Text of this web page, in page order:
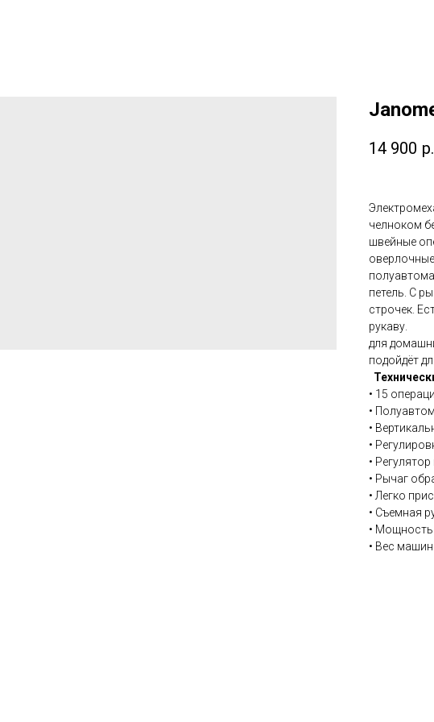
14 900 р.
челноком
швейные
петель. С
строчек.
рукаву.
для
подойдёт
• 15
•
•
•
•
• Рычаг
• Легко
• Съемная
•
• Вес